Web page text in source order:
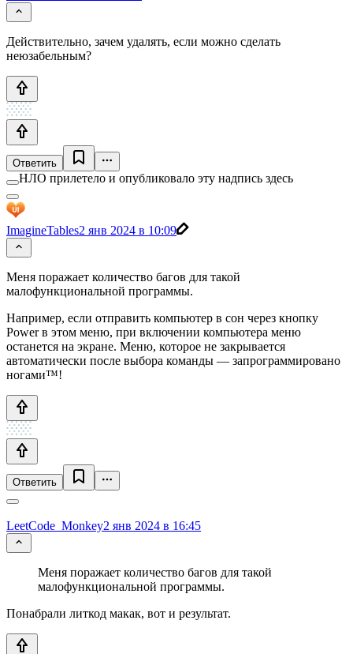
Действительно, зачем удалять, если можно сделать
неюзабельным?
Ответить
НЛО прилетело и опубликовало эту надпись здесь
ImagineTables2 янв 2024 в 10:09
Меня поражает количество багов для такой
малофункциональной программы.
Например, если отправить компьютер в сон через кнопку
Power в этом меню, при включении компьютера меню
останется на экране. Меню, которое не закрывается
автоматически после выбора команды — запрограммировано
ногами™!
Ответить
LeetCode_Monkey2 янв 2024 в 16:45
Меня поражает количество багов для такой
малофункциональной программы.
Понабрали литкод макак, вот и результат.